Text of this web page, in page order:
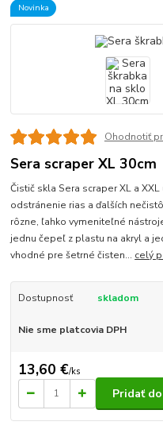
Novinka
Ohodnotiť
Sera scraper XL 30cm
Čistič skla Sera scraper XL a
odstránenie rias a ďalších
rôzne, ľahko vymeniteľné
jednu čepeľ z plastu na akryl a
vhodné pre šetrné čisten... celý
Dostupnosť skladom
Nie sme platcovia DPH
13,60 €/ks
Pridať